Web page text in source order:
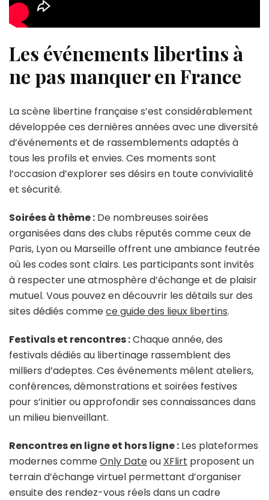
Les événements libertins à
ne pas manquer en France
La scène libertine française s’est considérablement
développée ces dernières années avec une diversité
d’événements et de rassemblements adaptés à
tous les profils et envies. Ces moments sont
l’occasion d’explorer ses désirs en toute convivialité
et sécurité.
Soirées à thème : De nombreuses soirées
organisées dans des clubs réputés comme ceux de
Paris, Lyon ou Marseille offrent une ambiance feutrée
où les codes sont clairs. Les participants sont invités
à respecter une atmosphère d’échange et de plaisir
mutuel. Vous pouvez en découvrir les détails sur des
sites dédiés commece guide des lieux libertins.
Festivals et rencontres :Chaque année, des
festivals dédiés au libertinage rassemblent des
milliers d’adeptes. Ces événements mêlent ateliers,
conférences, démonstrations et soirées festives
pour s’initier ou approfondir ses connaissances dans
un milieu bienveillant.
Rencontres en ligne et hors ligne : Les plateformes
modernes commeOnly Dateou XFlirt proposent un
terrain d’échange virtuel permettant d’organiser
ensuite des rendez-vous réels dans un cadre